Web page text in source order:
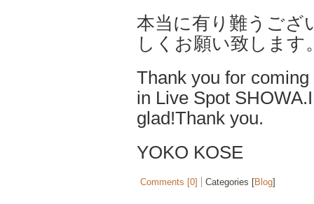
本当に有り難うござ
しくお願い致します
Thank you for
in Live Spot
glad!Thank you.
YOKO KOSE
Comments [0] Categories [Blog]